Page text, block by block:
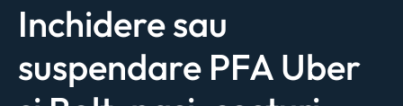
Inchidere sau
suspendare PFA Uber